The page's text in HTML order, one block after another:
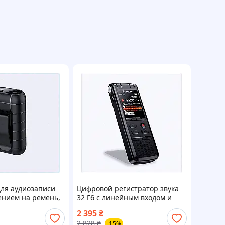
аудиозаписи
на ремень,
Цифровой регистратор звука
32 Гб с линейным входом и
2 395₴